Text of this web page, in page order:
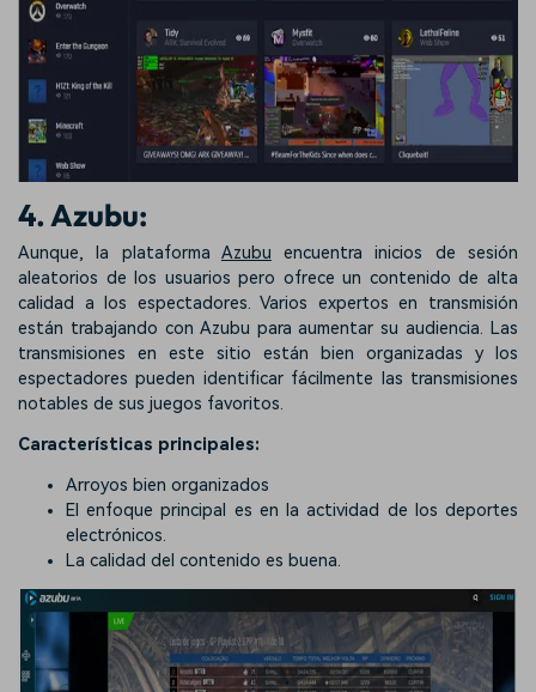
4. Azubu:
Aunque, la plataforma Azubu encuentra inicios de sesión
aleatorios de los usuarios pero ofrece un contenido de alta
calidad a los espectadores. Varios expertos en transmisión
están trabajando con Azubu para aumentar su audiencia. Las
transmisiones en este sitio están bien organizadas y los
espectadores pueden identificar fácilmente las transmisiones
notables de sus juegos favoritos.
Características principales:
Arroyos bien organizados
El enfoque principal es en la actividad de los deportes
electrónicos.
La calidad del contenido es buena.